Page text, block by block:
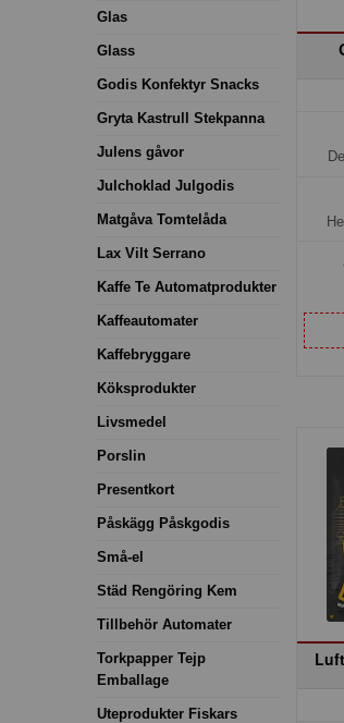
Glas
Glass
Godis Konfektyr Snacks
Gryta Kastrull Stekpanna
Julens gåvor
Julchoklad Julgodis
Matgåva Tomtelåda
Lax Vilt Serrano
Kaffe Te Automatprodukter
Kaffeautomater
Kaffebryggare
Köksprodukter
Livsmedel
Porslin
Presentkort
Påskägg Påskgodis
Små-el
Städ Rengöring Kem
Tillbehör Automater
Torkpapper Tejp
Emballage
Uteprodukter Fiskars